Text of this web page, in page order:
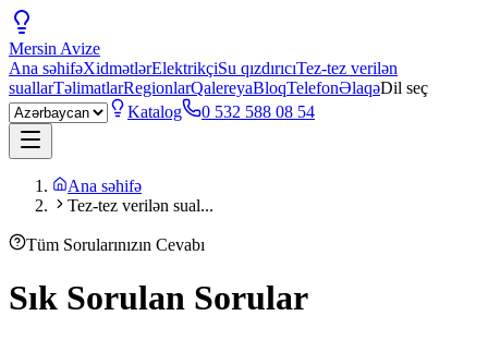
Mersin Avize
Ana səhifəXidmətlərElektrikçiSu qızdırıcıTez-tez verilən
suallarTəlimatlarRegionlarQalereyaBloqTelefonƏlaqəDil seç
Katalog
0 532 588 08 54
Ana səhifə
Tez-tez verilən sual...
Tüm Sorularınızın Cevabı
Sık Sorulan Sorular